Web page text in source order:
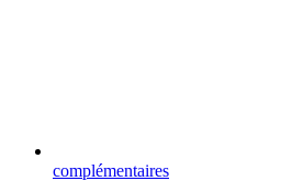
complémentaires